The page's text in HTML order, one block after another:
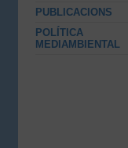
PUBLICACIONS
POLÍTICA
MEDIAMBIENTAL